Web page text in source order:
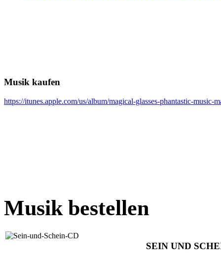
Musik kaufen
https://itunes.apple.com/us/album/magical-glasses-phantastic-music-
Musik bestellen
SEIN UND